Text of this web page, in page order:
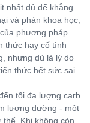
nhất đủ để khẳng
và phản khoa học,
phương pháp
thức hay cố tình
nhưng dù là lý do
thức hết sức sai
tối đa lượng carb
lượng đường - một
Khi không còn